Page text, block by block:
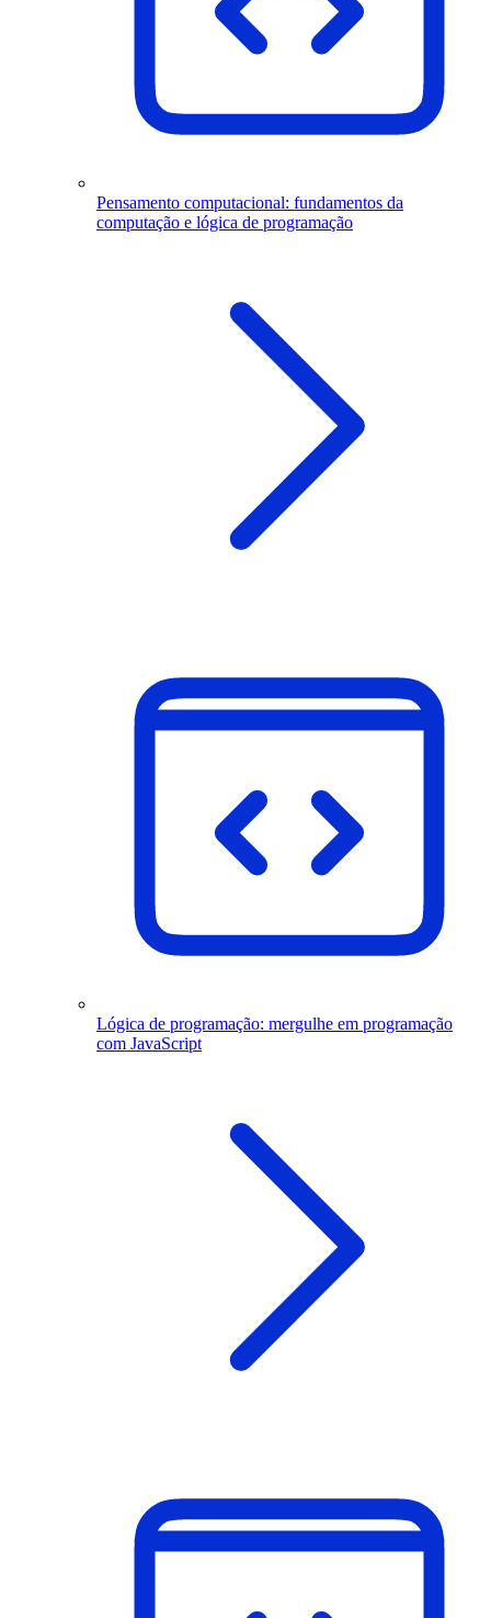
Pensamento computacional: fundamentos da
computação e lógica de programação
Lógica de programação: mergulhe em programação
com JavaScript